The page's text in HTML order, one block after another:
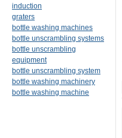
induction
graters
bottle washing machines
bottle unscrambling systems
bottle unscrambling
equipment
bottle unscrambling system
bottle washing machinery
bottle washing machine